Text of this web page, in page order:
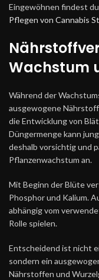
Eingewöhnen findest
Pflegen von Cannabis
Wachstum
Während der
ausgewogene
die Entwicklung von
Düngermenge kann
deshalb vorsichtig und
Pflanzenwachstum an.
Mit Beginn der Blüte
Phosphor und Kalium.
abhängig vom
Rolle spielen.
Entscheidend ist nicht
sondern ein
Nährstoffen und